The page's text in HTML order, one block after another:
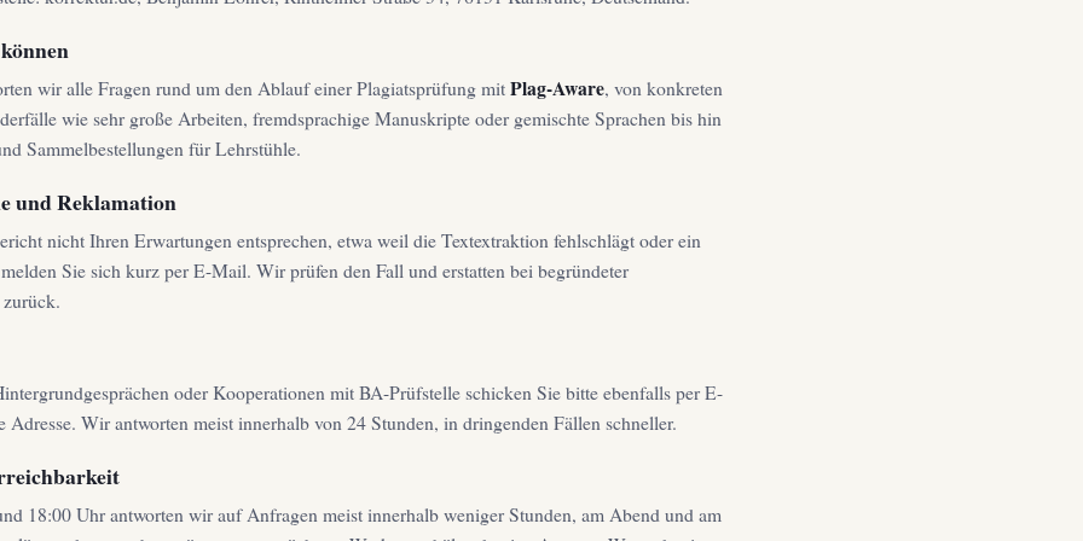
wir alle Fragen rund um den Ablauf einer Plagiatsprüfung mitPlag-Aware, von konkreten
wie sehr große Arbeiten, fremdsprachige Manuskripte oder gemischte Sprachen bis hin
Sammelbestellungen für Lehrstühle.
und Reklamation
nicht Ihren Erwartungen entsprechen, etwa weil die Textextraktion fehlschlägt oder ein
Sie sich kurz per E-Mail. Wir prüfen den Fall und erstatten bei begründeter
oder Kooperationen mit BA-Prüfstelle schicken Sie bitte ebenfalls per E-
Adresse. Wir antworten meist innerhalb von 24 Stunden, in dringenden Fällen schneller.
18:00 Uhr antworten wir auf Anfragen meist innerhalb weniger Stunden, am Abend und am